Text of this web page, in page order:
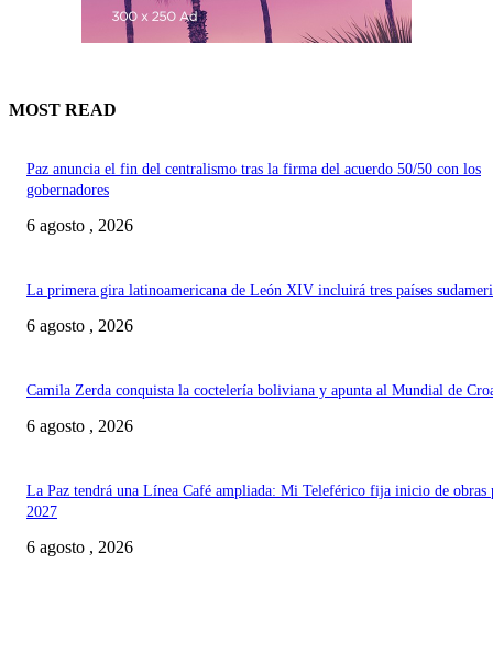
MOST READ
Paz anuncia el fin del centralismo tras la firma del acuerdo 50/50 con los
gobernadores
6 agosto , 2026
La primera gira latinoamericana de León XIV incluirá tres países
6 agosto , 2026
Camila Zerda conquista la coctelería boliviana y apunta al Mundial de
6 agosto , 2026
La Paz tendrá una Línea Café ampliada: Mi Teleférico fija inicio de obras
2027
6 agosto , 2026